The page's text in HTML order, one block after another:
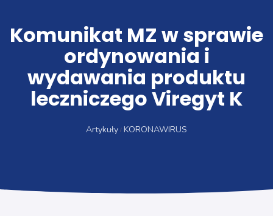
Komunikat MZ w sprawie
ordynowania i
wydawania produktu
leczniczego Viregyt K
Artykuły KORONAWIRUS